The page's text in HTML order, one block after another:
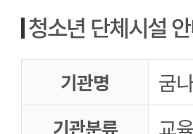
청소년 단체시설
기관명 굼
기관분류 교